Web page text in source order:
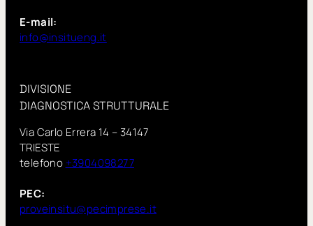
E-mail:
info@insitueng.it
DIVISIONE
DIAGNOSTICA STRUTTURALE
Via Carlo Errera 14 – 34147
TRIESTE
telefono +3904098277
PEC:
proveinsitu@pecimprese.it